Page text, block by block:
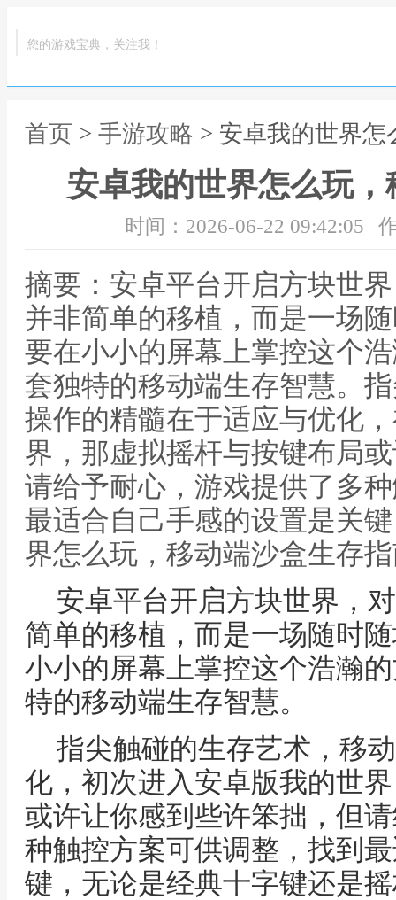
您的游戏宝典，关注我！
首页 > 手游攻略 > 安卓我的世界
安卓我的世界怎么玩
时间：2026-06-22 09:42:05
摘要：安卓平台开启方块世
并非简单的移植，而是一场
要在小小的屏幕上掌控这个
套独特的移动端生存智慧。
操作的精髓在于适应与优化
界，那虚拟摇杆与按键布局
请给予耐心，游戏提供了多
最适合自己手感的设置是关
界怎么玩，移动端沙盒生存
安卓平台开启方块世界，
简单的移植，而是一场随时
小小的屏幕上掌控这个浩瀚
特的移动端生存智慧。
指尖触碰的生存艺术，移
化，初次进入安卓版我的世
或许让你感到些许笨拙，但
种触控方案可供调整，找到
键，无论是经典十字键还是